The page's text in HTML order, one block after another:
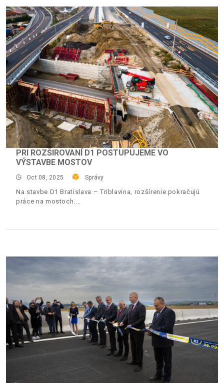
PRI ROZŠIROVANÍ D1 POSTUPUJEME VO
VÝSTAVBE MOSTOV
Oct 08, 2025 Správy
Na stavbe D1 Bratislava – Triblavina, rozšírenie pokračujú
práce na mostoch.